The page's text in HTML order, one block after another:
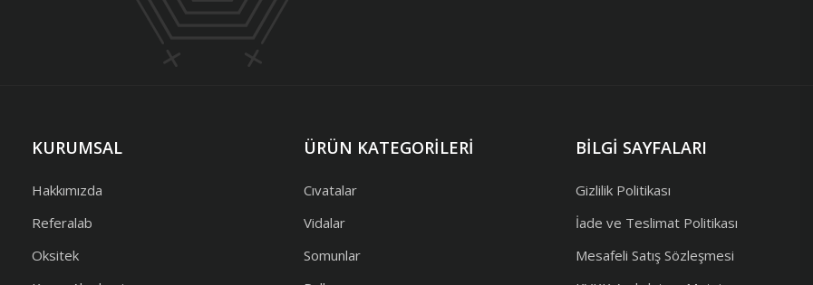
KURUMSAL
Hakkımızda
Referalab
Oksitek
ÜRÜN KATEGORILERI
Cıvatalar
Vidalar
Somunlar
BILGI SAYFALARI
Gizlilik Politikası
İade ve Teslimat Politikası
Mesafeli Satış Sözleşmesi